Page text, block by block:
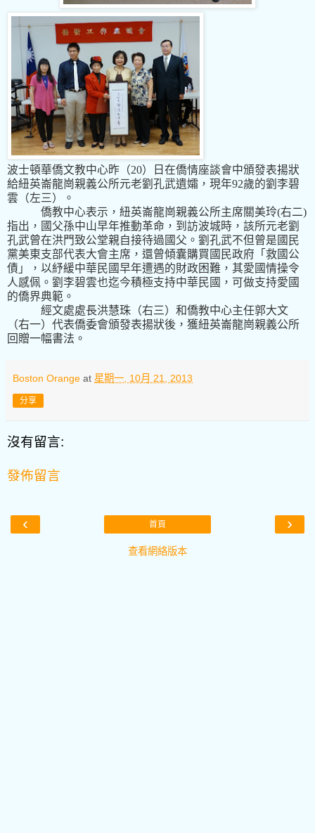
波士頓華僑文教中心昨（20）日在僑情座談會中頒發表揚狀
給紐英崙龍崗親義公所元老劉孔武遺孀，現年92歲的劉李碧
雲（左三）。
僑教中心表示， 紐英崙龍崗親義公所主席關美玲(右二)
指出，國父孫中山早年推動革命，到訪波城時，該所元老劉
孔武曾在洪門致公堂親自接待過國父。劉孔武不但曾是國民
黨美東支部代表大會主席，還曾傾囊購買國民政府「救國公
債」，以紓緩中華民國早年遭遇的財政困難，其愛國情操令
人感佩。 劉李碧雲也迄今積極支持中華民國，可做支持愛國
的僑界典範。
經文處處長洪慧珠（右三）和僑教中心主任郭大文
（右一）代表僑委會頒發表揚狀後，獲紐英崙龍崗親義公所
回贈一幅書法。
Boston Orange at 星期一, 10月 21, 2013
分享
沒有留言:
發佈留言
‹ ›
首頁
查看網絡版本